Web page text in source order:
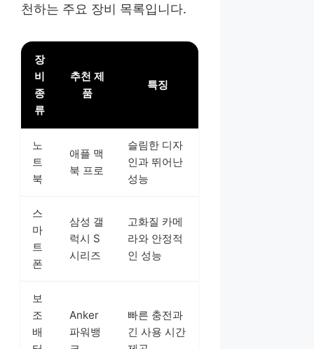
천하는 주요 장비 목록입니다.
장
비
종
류
추천 제
품
특징
노
트
북
애플 맥
북 프로
슬림한 디자
인과 뛰어난
성능
스
마
트
폰
삼성 갤
럭시 S
시리즈
고화질 카메
라와 안정적
인 성능
보
조
배
Anker
파워뱅
빠른 충전과
긴 사용 시간